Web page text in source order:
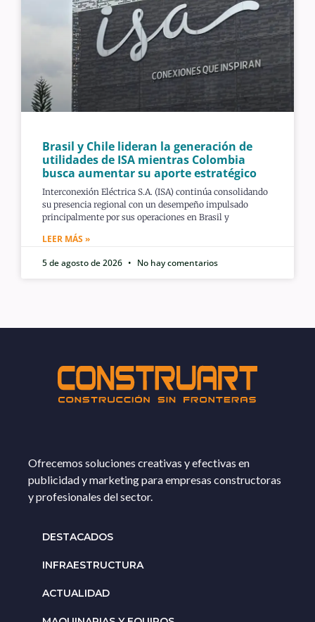
Brasil y Chile lideran la generación de
utilidades de ISA mientras Colombia
busca aumentar su aporte estratégico
Interconexión Eléctrica S.A. (ISA) continúa consolidando
su presencia regional con un desempeño impulsado
principalmente por sus operaciones en Brasil y
LEER MÁS »
5 de agosto de 2026
No hay comentarios
Ofrecemos soluciones creativas y efectivas en
publicidad y marketing para empresas constructoras
y profesionales del sector.
DESTACADOS
INFRAESTRUCTURA
ACTUALIDAD